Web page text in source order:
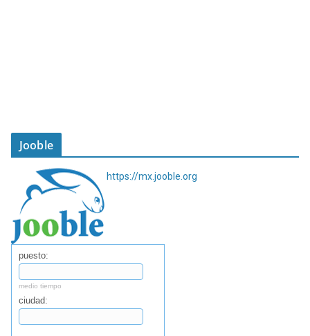
Jooble
https://mx.jooble.org
puesto:
medio tiempo
ciudad: